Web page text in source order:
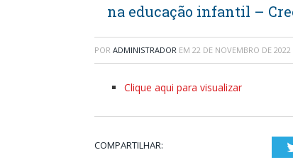
na educação infantil –
POR ADMINISTRADOR EM 22 DE NOVEMBRO DE 2022
Clique aqui para visualizar
COMPARTILHAR: